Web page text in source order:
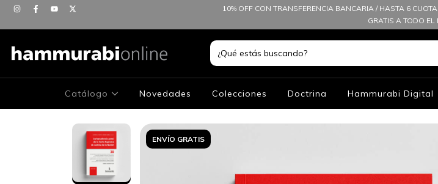
10% OFF CON TRANSFERENCIA BANCARIA / HASTA 6
GRATIS A TODO EL
Catálogo Novedades Colecciones Doctrina Hammurabi Digital
ENVÍO GRATIS